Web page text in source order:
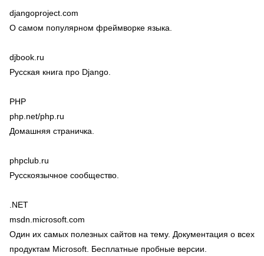
djangoproject.com
О самом популярном фреймворке языка.
djbook.ru
Русская книга про Django.
PHP
php.net/php.ru
Домашняя страничка.
phpclub.ru
Русскоязычное сообщество.
.NET
msdn.microsoft.com
Один их самых полезных сайтов на тему. Документация о всех
продуктам Microsoft. Бесплатные пробные версии.